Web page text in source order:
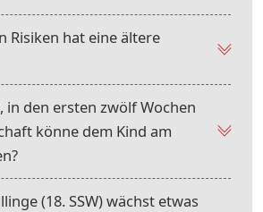
Risiken hat eine ältere
in den ersten zwölf Wochen
könne dem Kind am
(18. SSW) wächst etwas